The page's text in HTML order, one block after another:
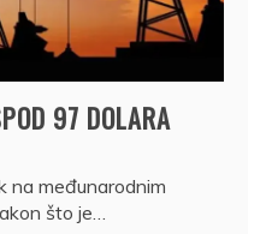
97 DOLARA
na međunarodnim
što je…